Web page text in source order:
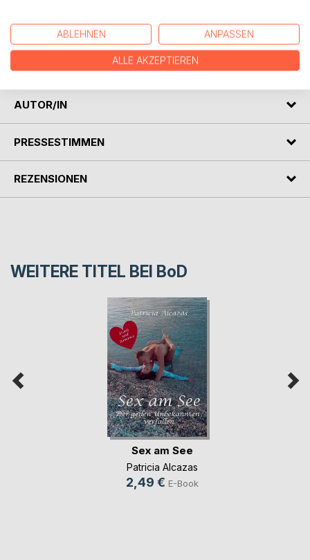
Studentin in sein Büro geschneit kommt, beschließt er, den
Spieß umzudrehen und nur noch für Gegenleistungen zu
arbeiten. Eine feuchte, versaute Geschichte für
AUTOR/IN
PRESSESTIMMEN
REZENSIONEN
WEITERE TITEL BEI BoD
Sex am See
Patricia Alcazas
2,49 € E-Book
ABLEHNEN ANPASSEN
ALLE AKZEPTIEREN